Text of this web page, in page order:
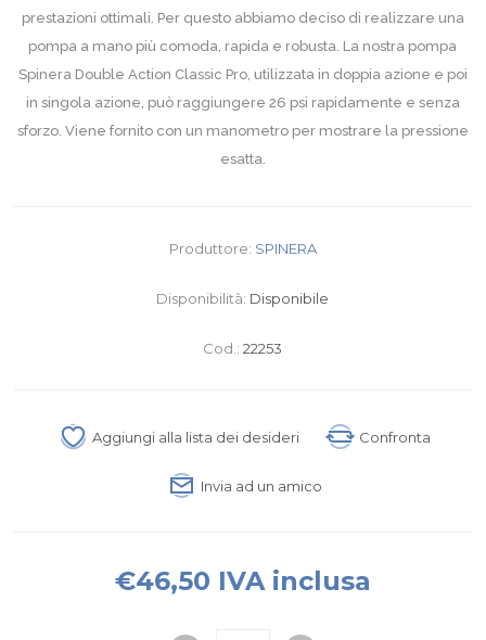
prestazioni ottimali. Per questo abbiamo deciso di realizzare una
pompa a mano più comoda, rapida e robusta. La nostra pompa
Spinera Double Action Classic Pro, utilizzata in doppia azione e poi
in singola azione, può raggiungere 26 psi rapidamente e senza
sforzo. Viene fornito con un manometro per mostrare la pressione
esatta.
Produttore: SPINERA
Disponibilità: Disponibile
Cod.: 22253
Aggiungi alla lista dei desideri Confronta
Invia ad un amico
€46,50 IVA inclusa